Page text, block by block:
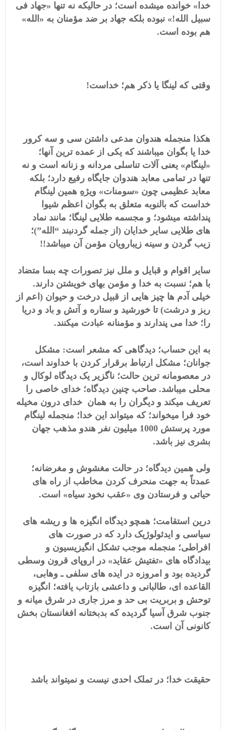
خدا» خوانده میشده است؛ در حالیکه نه تنها «جهاد فی
سبیل الله!» نبوده بلکه جهاد بر ضد مؤمنان به «الله»
هم بوده است.
وقتی که لینگا یا ذکر هم؛ خداست!
هکذا منجمله هندوان مدعی داشتن سی و سه کرور
خدا یا بگوان میباشند که یکی از عمده ترین آنها؛
«لینگام» یعنی آلات تناسلی مردانه و زنانه است و نه
تنها در تمامی معابد هندوان جایگاه رفیع دارد؛ بلکه
معابد عظیمی چون «سومنات» ویژهِ همین لینگام
خداست که بالنوبه متعلق به بگوان اعظم شیوا
پنداشته میشود؛ و مجسمه طلایی لینگا؛ مانند نماد
های طلایی سایر خدایان (از جمله گردنبند “الله”)؛
زیب گردن و سینه زیبارویان مؤمن آن میباشد!!
سایر اقوام و قبایل و ملل نیز تصورات چه بسا متضاد
با هم؛ نسبت به خدا و مؤمن بهای خویشتن دارند.
خیلی آدم ها چیز هایی از قبیل درخت و حیوان (اعم از
ریز و درشت) تا خورشید و ستاره و آتش و باد و دریا
را؛ خدا می پندارند و مؤمنانه عبادت میکنند.
به این حساب؛ دیدگاهی که مشعر است: مشکل
جوانان؛ مشکل ارتباط برقرار کردن با خداوند است،
در معصومانه ترین حالت؛ ناگزیر یک دیدگاه لوکال و
محلی میباشد. صاحب چنین دیدگاه؛ خدای خاصی را
تعریف میکند و دیگران را به همان خدای درون مخیله
خود فرا میخواند؛ که میتواند این خدا؛ منجمله لینگام
مورد پرستش 1000 میلیون نفر هندو مذهب جهان
بشری نیز باشد.
ولی همین دیدگاه؛ در حالت مغشوش و مغرضانه؛
عمدتاً به جهت منحرف کردن مخاطب از راه های
حیاتی و فرستادن وی «عقب نخود سیاه» است.
درین استقامت؛ همچو دیدگاه انگیزه ها و ریشه های
سیاسی و ایدئولوژیک دارد که در صورت های
افراطی؛ منجمله موجب تشکل انگیزیسیون و
بیدادگاه های «تفتیش عقاید» در اروپای قرون وسطی
گردیده بود و امروزه در ایده های سلفی ـ وهابی،
القاعده ای، طالبانی و داعشی بازتاب یافته؛ انگیزه
توحش و بربریت بی حد و مرز جاری در شرق میانه و
جنوب شرق آسیا گردیده که بدبختانه افغانستان بخش
کانونی آن است.
حقیقت خدا؛ در تملک احدی نیست و نمیتواند باشد